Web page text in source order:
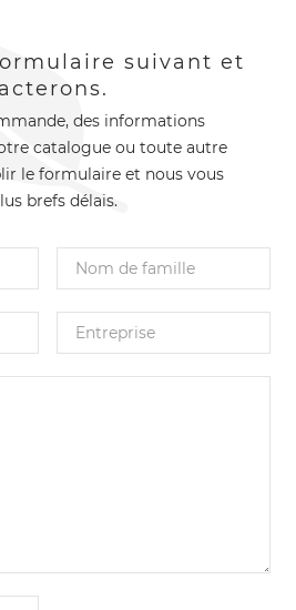
suivant et
des informations
catalogue ou toute autre
le formulaire et nous vous
brefs délais.